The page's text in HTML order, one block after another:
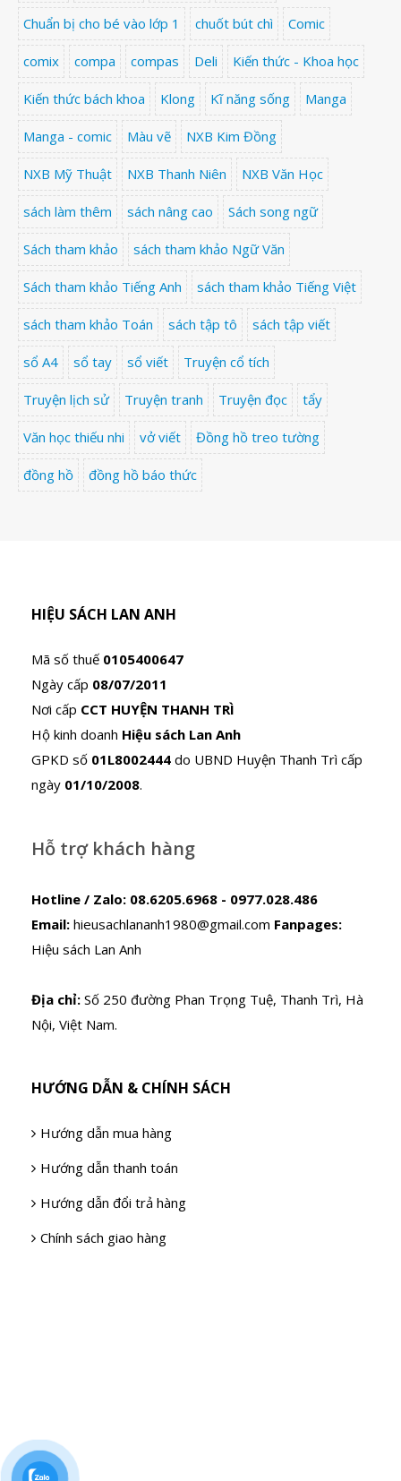
Chuẩn bị cho bé vào lớp 1 chuốt bút chì Comic
comix compa compas Deli Kiến thức - Khoa học
Kiến thức bách khoa Klong Kĩ năng sống Manga
Manga - comic Màu vẽ NXB Kim Đồng
NXB Mỹ Thuật NXB Thanh Niên NXB Văn Học
sách làm thêm sách nâng cao Sách song ngữ
Sách tham khảo sách tham khảo Ngữ Văn
Sách tham khảo Tiếng Anh sách tham khảo Tiếng Việt
sách tham khảo Toán sách tập tô sách tập viết
sổ A4 sổ tay sổ viết Truyện cổ tích
Truyện lịch sử Truyện tranh Truyện đọc tẩy
Văn học thiếu nhi vở viết Đồng hồ treo tường
đồng hồ đồng hồ báo thức
HIỆU SÁCH LAN ANH
Mã số thuế 0105400647
Ngày cấp 08/07/2011
Nơi cấp CCT HUYỆN THANH TRÌ
Hộ kinh doanh Hiệu sách Lan Anh
GPKD số 01L8002444 do UBND Huyện Thanh Trì cấp
ngày 01/10/2008.
Hỗ trợ khách hàng
Hotline / Zalo: 08.6205.6968 - 0977.028.486
Email: hieusachlananh1980@gmail.com Fanpages:
Hiệu sách Lan Anh
Địa chỉ: Số 250 đường Phan Trọng Tuệ, Thanh Trì, Hà
Nội, Việt Nam.
HƯỚNG DẪN & CHÍNH SÁCH
Hướng dẫn mua hàng
Hướng dẫn thanh toán
Hướng dẫn đổi trả hàng
Chính sách giao hàng